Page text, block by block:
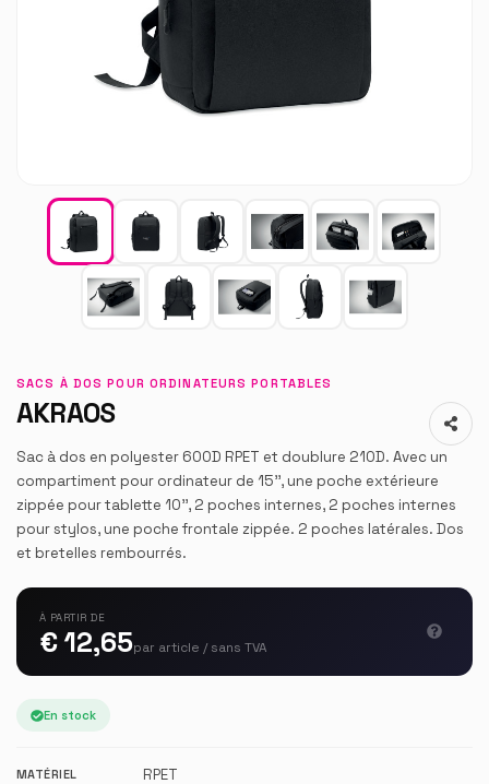
SACS À DOS POUR ORDINATEURS PORTABLES
AKRAOS
Sac à dos en polyester 600D RPET et doublure 210D. Avec un
compartiment pour ordinateur de 15'', une poche extérieure
zippée pour tablette 10'', 2 poches internes, 2 poches internes
pour stylos, une poche frontale zippée. 2 poches latérales. Dos
et bretelles rembourrés.
À PARTIR DE
€ 12,65par article / sans TVA
En stock
MATÉRIEL RPET